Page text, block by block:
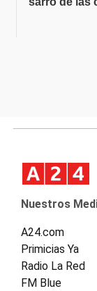
Nuestros
A24.com
Primicias Ya
Radio La Red
FM Blue